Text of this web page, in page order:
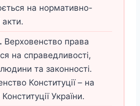
на нормативно-
акти.
Верховенство права
на справедливості,
та законності.
Конституції – на
Конституції України.